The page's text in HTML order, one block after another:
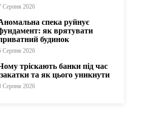
Серпня 2026
спека руйнує
як врятувати
будинок
Серпня 2026
тріскають банки під час
закатки та як цього уникнути
Серпня 2026